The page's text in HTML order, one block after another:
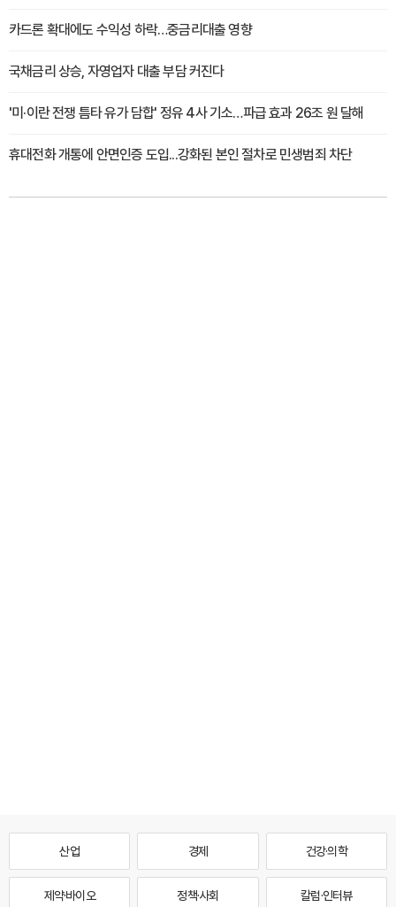
카드론 확대에도 수익성 하락…중금리대출 영향
국채금리 상승, 자영업자 대출 부담 커진다
'미·이란 전쟁 틈타 유가 담합' 정유 4사 기소…파급 효과 26조 원 달해
휴대전화 개통에 안면인증 도입...강화된 본인 절차로 민생범죄 차단
산업 경제 건강·의학
제약·바이오 정책·사회 칼럼·인터뷰